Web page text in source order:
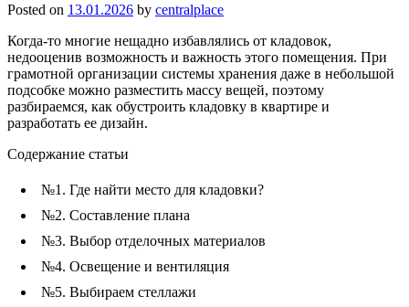
Posted on 13.01.2026 by centralplace
Когда-то многие нещадно избавлялись от кладовок,
недооценив возможность и важность этого помещения. При
грамотной организации системы хранения даже в небольшой
подсобке можно разместить массу вещей, поэтому
разбираемся, как обустроить кладовку в квартире и
разработать ее дизайн.
Содержание статьи
№1. Где найти место для кладовки?
№2. Составление плана
№3. Выбор отделочных материалов
№4. Освещение и вентиляция
№5. Выбираем стеллажи